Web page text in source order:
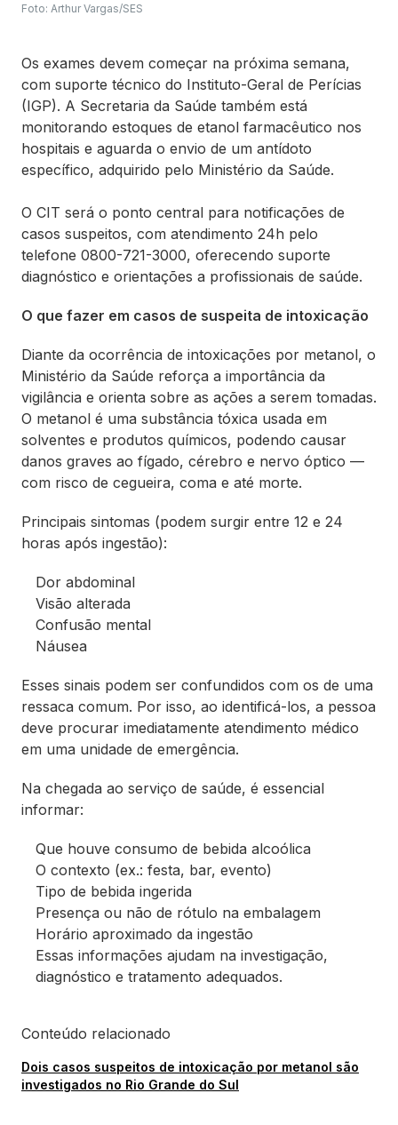
Foto: Arthur Vargas/SES
Os exames devem começar na próxima semana,
com suporte técnico do Instituto-Geral de Perícias
(IGP). A Secretaria da Saúde também está
monitorando estoques de etanol farmacêutico nos
hospitais e aguarda o envio de um antídoto
específico, adquirido pelo Ministério da Saúde.
O CIT será o ponto central para notificações de
casos suspeitos, com atendimento 24h pelo
telefone 0800-721-3000, oferecendo suporte
diagnóstico e orientações a profissionais de saúde.
O que fazer em casos de suspeita de intoxicação
Diante da ocorrência de intoxicações por metanol, o
Ministério da Saúde reforça a importância da
vigilância e orienta sobre as ações a serem tomadas.
O metanol é uma substância tóxica usada em
solventes e produtos químicos, podendo causar
danos graves ao fígado, cérebro e nervo óptico —
com risco de cegueira, coma e até morte.
Principais sintomas (podem surgir entre 12 e 24
horas após ingestão):
Dor abdominal
Visão alterada
Confusão mental
Náusea
Esses sinais podem ser confundidos com os de uma
ressaca comum. Por isso, ao identificá-los, a pessoa
deve procurar imediatamente atendimento médico
em uma unidade de emergência.
Na chegada ao serviço de saúde, é essencial
informar:
Que houve consumo de bebida alcoólica
O contexto (ex.: festa, bar, evento)
Tipo de bebida ingerida
Presença ou não de rótulo na embalagem
Horário aproximado da ingestão
Essas informações ajudam na investigação,
diagnóstico e tratamento adequados.
Conteúdo relacionado
Dois casos suspeitos de intoxicação por metanol são
investigados no Rio Grande do Sul